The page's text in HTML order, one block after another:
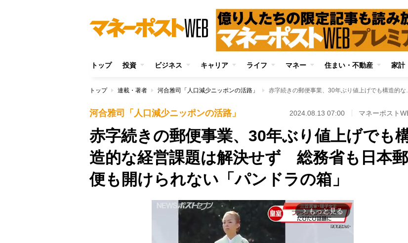
トップ 投資 ビジネス キャリア ライフ マネー 住まい・不動産 家計
トップ 連載・著者 河合雅司「人口減少ニッポンの活路」 赤字続きの郵便事業、
河合雅司「人口減少ニッポンの活路」 2024.08.13 07:00 マネーポスト
赤字続きの郵便事業、30年ぶり値上げでも
造的な経営課題は解決せず 総務省も日本郵
便も開けられない「パンドラの箱」
arrow_forward_ios もっと見る